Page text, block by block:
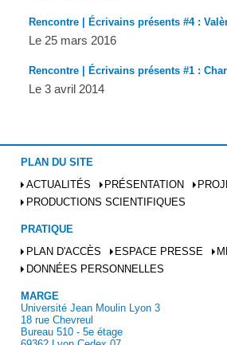
Rencontre | Écrivains présents #4 :
Le 25 mars 2016
Rencontre | Écrivains présents #1 :
Le 3 avril 2014
PLAN DU SITE
ACTUALITÉS
PRÉSENTATION
PRODUCTIONS SCIENTIFIQUES
PRATIQUE
PLAN D'ACCÈS
ESPACE PRESSE
DONNÉES PERSONNELLES
MARGE
Université Jean Moulin Lyon 3
18 rue Chevreul
Bureau 510 - 5e étage